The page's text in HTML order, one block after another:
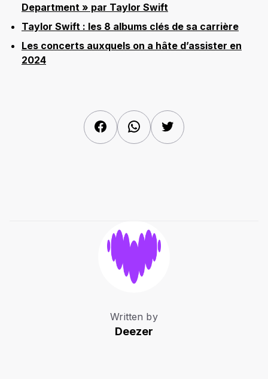
Department » par Taylor Swift
Taylor Swift : les 8 albums clés de sa carrière
Les concerts auxquels on a hâte d’assister en
2024
FacebookWhatsAppTwitter
Written by
Deezer